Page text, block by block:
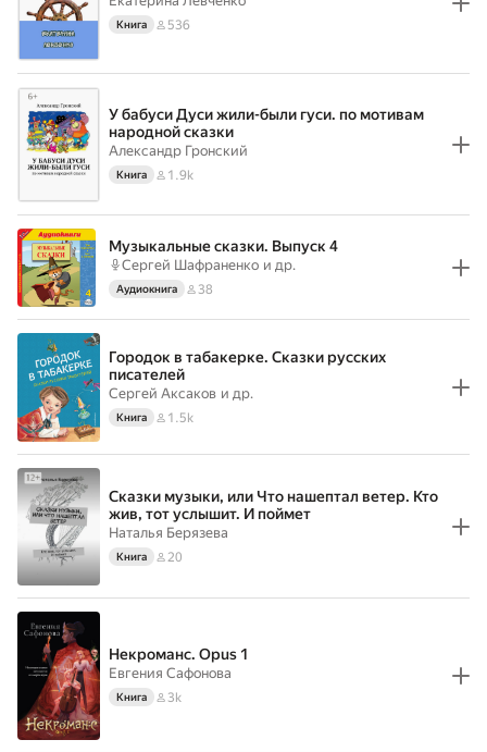
Книга 536
У бабуси Дуси жили-были гуси. по мотивам
народной сказки
Александр Гронский
Книга 1.9k
Музыкальные сказки. Выпуск 4
Сергей Шафраненко и др.
Аудиокнига 38
Городок в табакерке. Сказки русских
писателей
Сергей Аксаков и др.
Книга 1.5k
Сказки музыки, или Что нашептал ветер. Кто
жив, тот услышит. И поймет
Наталья Берязева
Книга 20
Некроманс. Opus 1
Евгения Сафонова
Книга 3k